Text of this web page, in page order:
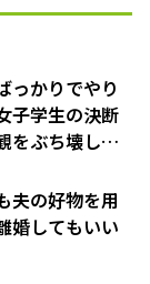
っかりでやり
子学生の決断
をぶち壊した
夫の好物を用
婚してもいい